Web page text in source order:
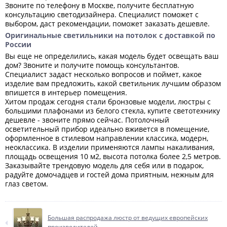
Звоните по телефону в Москве, получите бесплатную
консультацию светодизайнера. Специалист поможет с
выбором, даст рекомендации, поможет заказать дешевле.
Оригинальные светильники на потолок с доставкой по
России
Вы еще не определились, какая модель будет освещать ваш
дом? Звоните и получите помощь консультантов.
Специалист задаст несколько вопросов и поймет, какое
изделие вам предложить, какой светильник лучшим образом
впишется в интерьер помещения.
Хитом продаж сегодня стали бронзовые модели, люстры с
большими плафонами из белого стекла, купите светотехнику
дешевле - звоните прямо сейчас. Потолочный
осветительный прибор идеально вживется в помещение,
оформленное в стилевом направлении классика, модерн,
неоклассика. В изделии применяются лампы накаливания,
площадь освещения 10 м2, высота потолка более 2,5 метров.
Заказывайте трендовую модель для себя или в подарок,
радуйте домочадцев и гостей дома приятным, нежным для
глаз светом.
Большая распродажа люстр от ведущих европейских